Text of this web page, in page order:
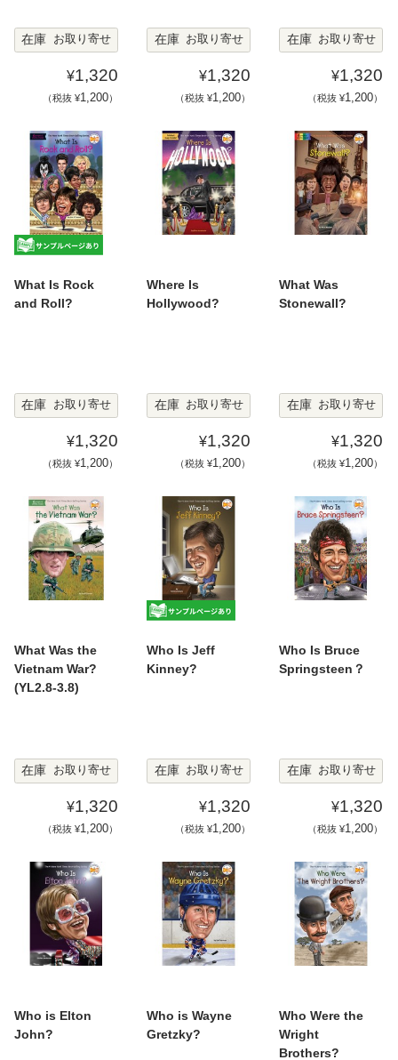
在庫 お取り寄せ
¥1,320
（税抜 ¥1,200）
在庫 お取り寄せ
¥1,320
（税抜 ¥1,200）
在庫 お取り寄せ
¥1,320
（税抜 ¥1,200）
What Is Rock
and Roll?
在庫 お取り寄せ
¥1,320
（税抜 ¥1,200）
Where Is
Hollywood?
在庫 お取り寄せ
¥1,320
（税抜 ¥1,200）
What Was
Stonewall?
在庫 お取り寄せ
¥1,320
（税抜 ¥1,200）
What Was the
Vietnam War?
(YL2.8-3.8)
在庫 お取り寄せ
¥1,320
（税抜 ¥1,200）
Who Is Jeff
Kinney?
在庫 お取り寄せ
¥1,320
（税抜 ¥1,200）
Who Is Bruce
Springsteen？
在庫 お取り寄せ
¥1,320
（税抜 ¥1,200）
Who is Elton
John?
Who is Wayne
Gretzky?
Who Were the
Wright
Brothers?